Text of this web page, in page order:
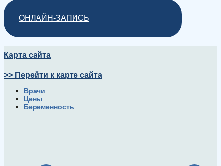
ОНЛАЙН-ЗАПИСЬ
Карта сайта
>> Перейти к карте сайта
Врачи
Цены
Беременность